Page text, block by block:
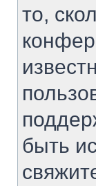
то,
быть